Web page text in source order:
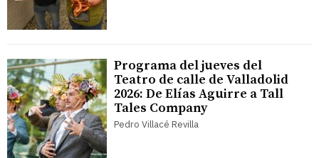
Programa del jueves del
Teatro de calle de Valladolid
2026: De Elías Aguirre a Tall
Tales Company
Pedro Villacé Revilla